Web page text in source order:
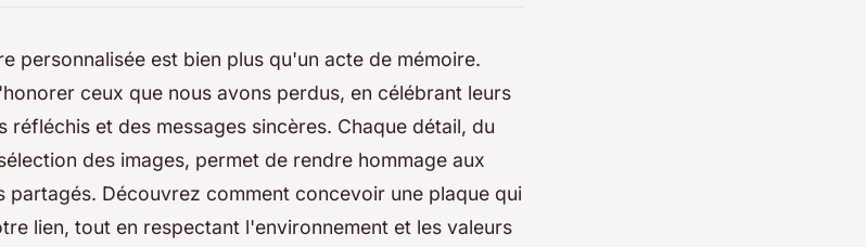
personnalisée est bien plus qu'un acte de mémoire.
ceux que nous avons perdus, en célébrant leurs
réfléchis et des messages sincères. Chaque détail, du
des images, permet de rendre hommage aux
partagés. Découvrez comment concevoir une plaque qui
lien, tout en respectant l'environnement et les valeurs